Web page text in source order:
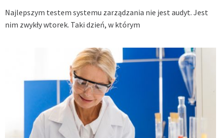
Najlepszym testem systemu zarządzania nie jest audyt. Jest
nim zwykły wtorek. Taki dzień, w którym